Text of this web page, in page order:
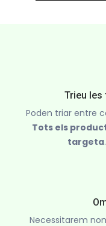
Trieu les
Poden triar entre
Tots els
targeta
Necessitarem